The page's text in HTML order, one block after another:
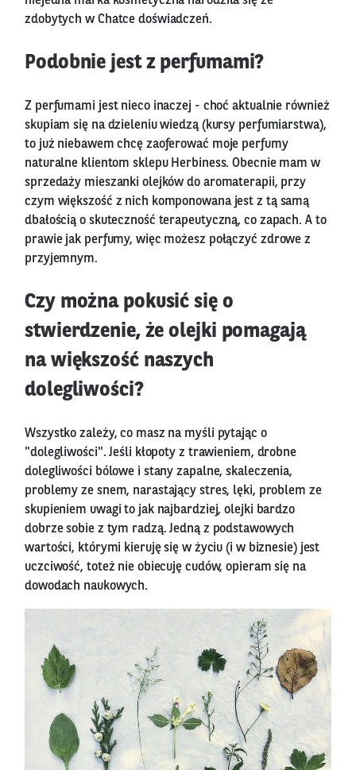
zdobytych w Chatce doświadczeń.
Podobnie jest z perfumami?
Z perfumami jest nieco inaczej - choć aktualnie również
skupiam się na dzieleniu wiedzą (kursy perfumiarstwa),
to już niebawem chcę zaoferować moje perfumy
naturalne klientom sklepu Herbiness. Obecnie mam w
sprzedaży mieszanki olejków do aromaterapii, przy
czym większość z nich komponowana jest z tą samą
dbałością o skuteczność terapeutyczną, co zapach. A to
prawie jak perfumy, więc możesz połączyć zdrowe z
przyjemnym.
Czy można pokusić się o
stwierdzenie, że olejki pomagają
na większość naszych
dolegliwości?
Wszystko zależy, co masz na myśli pytając o
"dolegliwości". Jeśli kłopoty z trawieniem, drobne
dolegliwości bólowe i stany zapalne, skaleczenia,
problemy ze snem, narastający stres, lęki, problem ze
skupieniem uwagi to jak najbardziej, olejki bardzo
dobrze sobie z tym radzą. Jedną z podstawowych
wartości, którymi kieruję się w życiu (i w biznesie) jest
uczciwość, toteż nie obiecuję cudów, opieram się na
dowodach naukowych.